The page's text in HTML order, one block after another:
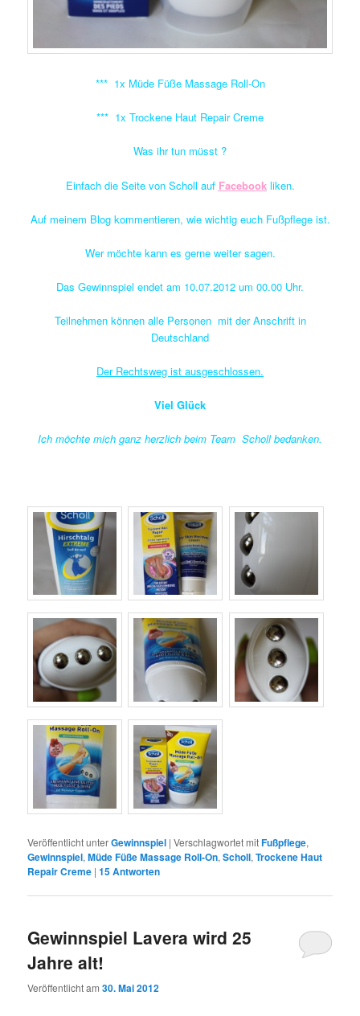
*** 1x Müde Füße Massage Roll-On
*** 1x Trockene Haut Repair Creme
Was ihr tun müsst ?
Einfach die Seite von Scholl auf Facebookliken.
Auf meinem Blog kommentieren, wie wichtig euch Fußpflege ist.
Wer möchte kann es gerne weiter sagen.
Das Gewinnspiel endet am 10.07.2012 um 00.00 Uhr.
Teilnehmen können alle Personen mit der Anschrift in
Deutschland
Der Rechtsweg ist ausgeschlossen.
Viel Glück
Ich möchte mich ganz herzlich beim Team Scholl bedanken.
Veröffentlicht unterGewinnspiel |Verschlagwortet mitFußpflege,
Gewinnspiel,Müde Füße Massage Roll-On,Scholl,Trockene Haut
Repair Creme |15Antworten
Gewinnspiel Lavera wird 25
Jahre alt!
Veröffentlicht am30. Mai 2012